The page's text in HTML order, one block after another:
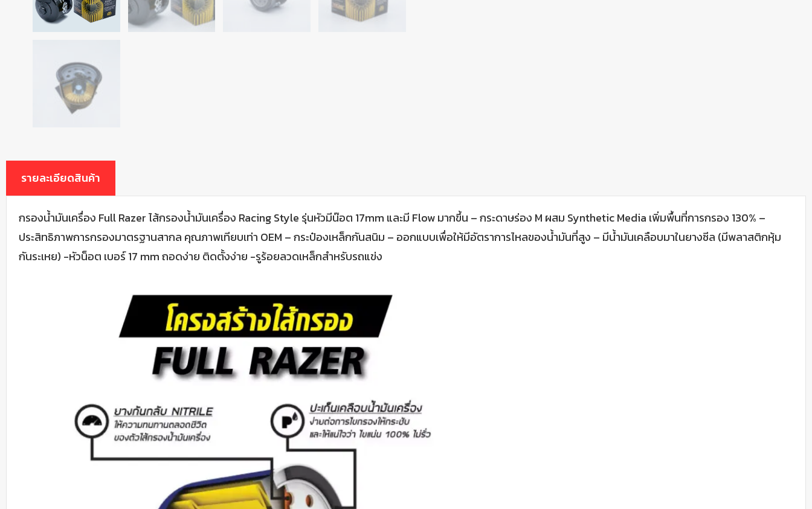
รายละเอียดสินค้า
กรองน้ำมันเครื่อง Full Razer ไส้กรองน้ำมันเครื่อง Racing Style รุ่นหัวมีน๊อต 17mm และมี Flow มากขึ้น – กระดาษร่อง M ผสม Synthetic Media เพิ่มพื้นที่การกรอง 130% –
ประสิทธิภาพการกรองมาตรฐานสากล คุณภาพเทียบเท่า OEM – กระป๋องเหล็กกันสนิม – ออกแบบเพื่อให้มีอัตราการไหลของน้ำมันที่สูง – มีน้ำมันเคลือบมาในยางซีล (มีพลาสติกหุ้ม
กันระเหย) -หัวน็อต เบอร์ 17 mm ถอดง่าย ติดตั้งง่าย -รูร้อยลวดเหล็กสำหรับรถแข่ง